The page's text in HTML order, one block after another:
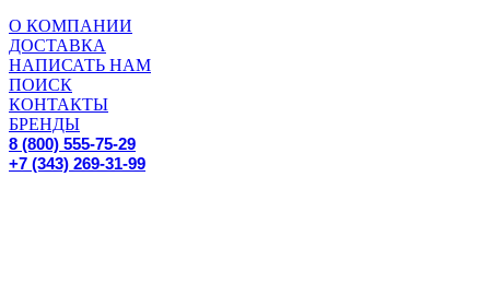
О КОМПАНИИ
ДОСТАВКА
НАПИСАТЬ НАМ
ПОИСК
КОНТАКТЫ
БРЕНДЫ
8 (800) 555-75-29
+7 (343) 269-31-99